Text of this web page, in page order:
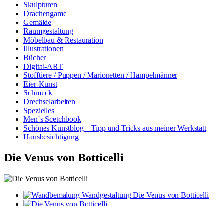
Skulpturen
Drachengame
Gemälde
Raumgestaltung
Möbelbau & Restauration
Illustrationen
Bücher
Digital-ART
Stofftiere / Puppen / Marionetten / Hampelmänner
Eier-Kunst
Schmuck
Drechselarbeiten
Spezielles
Men´s Scetchbook
Schönes Kunstblog – Tipp und Tricks aus meiner Werkstatt
Hausbesichtigung
Die Venus von Botticelli